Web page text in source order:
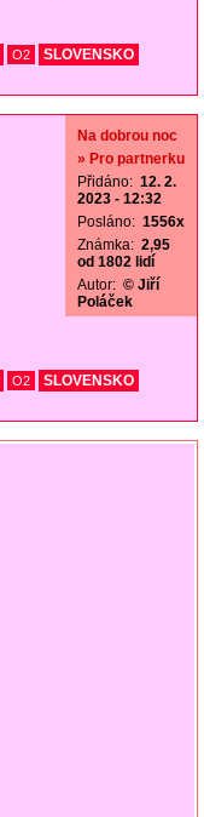
O2
SLOVENSKO
Na dobrou noc
» Pro partnerku
Přidáno: 12. 2.
2023 - 12:32
Posláno: 1556x
Známka: 2,95
od 1802 lidí
Autor: © Jiří
Poláček
O2
SLOVENSKO